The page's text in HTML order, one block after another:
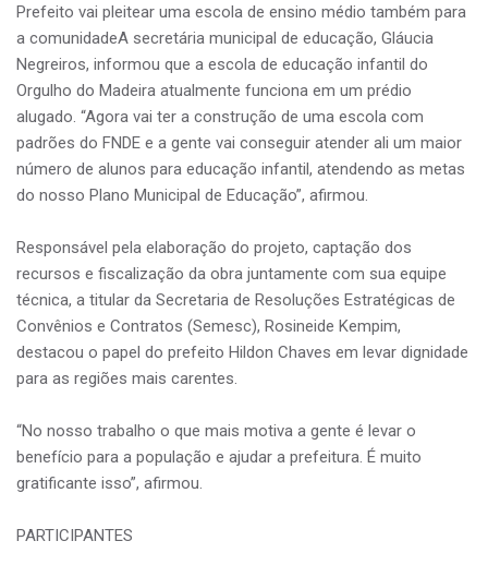
Prefeito vai pleitear uma escola de ensino médio também para
a comunidadeA secretária municipal de educação, Gláucia
Negreiros, informou que a escola de educação infantil do
Orgulho do Madeira atualmente funciona em um prédio
alugado. “Agora vai ter a construção de uma escola com
padrões do FNDE e a gente vai conseguir atender ali um maior
número de alunos para educação infantil, atendendo as metas
do nosso Plano Municipal de Educação”, afirmou.
Responsável pela elaboração do projeto, captação dos
recursos e fiscalização da obra juntamente com sua equipe
técnica, a titular da Secretaria de Resoluções Estratégicas de
Convênios e Contratos (Semesc), Rosineide Kempim,
destacou o papel do prefeito Hildon Chaves em levar dignidade
para as regiões mais carentes.
“No nosso trabalho o que mais motiva a gente é levar o
benefício para a população e ajudar a prefeitura. É muito
gratificante isso”, afirmou.
PARTICIPANTES